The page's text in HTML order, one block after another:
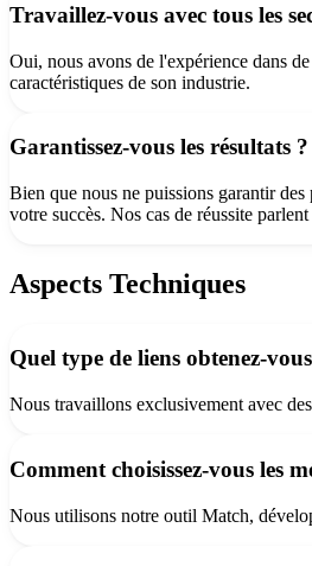
Travaillez-vous avec tous les
Oui, nous avons de l'expérience dans
caractéristiques de son industrie.
Garantissez-vous les résultats ?
Bien que nous ne puissions garantir
votre succès. Nos cas de réussite
Aspects Techniques
Quel type de liens obtenez-
Nous travaillons exclusivement avec
Comment choisissez-vous les
Nous utilisons notre outil Match,